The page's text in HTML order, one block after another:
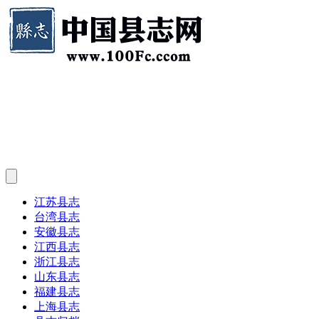
江苏县志
台湾县志
安徽县志
江西县志
浙江县志
山东县志
福建县志
上海县志